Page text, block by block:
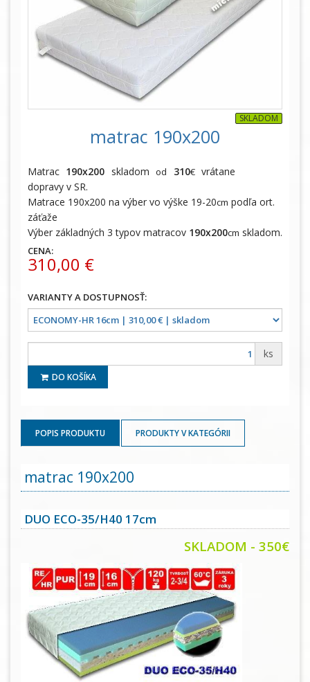
matrac 190x200
SKLADOM
Matrac 190x200 skladomod 310€vrátane
dopravy v SR.
Matrace 190x200 na výber vo výške 19-20cm podľa ort.
záťaže
Výber základných 3 typov matracov 190x200cm skladom.
CENA:
310,00 €
ks
DO KOŠÍKA
POPIS PRODUKTU PRODUKTY V KATEGÓRII
matrac 190x200
DUO ECO-35/H40 17cm
SKLADOM - 350€